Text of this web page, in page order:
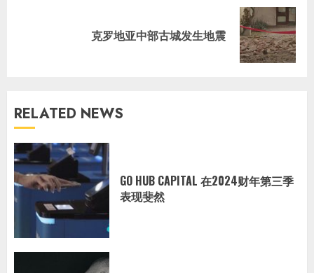
克罗地亚中部古城发生地震
RELATED NEWS
GO HUB CAPITAL 在2024财年第三季
表现斐然